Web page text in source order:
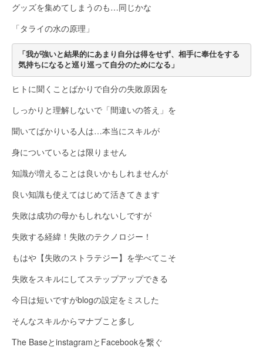
グッズを集めてしまうのも…同じかな
「タライの水の原理」
「我が強いと結果的にあまり自分は得をせず、相手に奉仕をする
気持ちになると巡り巡って自分のためになる」
ヒトに聞くことばかりで自分の失敗原因を
しっかりと理解しないで「間違いの答え」を
聞いてばかりいる人は…本当にスキルが
身についているとは限りません
知識が増えることは良いかもしれませんが
良い知識も使えてはじめて活きてきます
失敗は成功の母かもしれないしですが
失敗する経緯！失敗のテクノロジー！
もはや【失敗のストラテジー】を学べてこそ
失敗をスキルにしてステップアップできる
今日は短いですがblogの設定をミスした
そんなスキルからマナブこと多し
The BaseとinstagramとFacebookを繋ぐ